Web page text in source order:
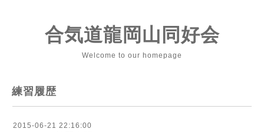
合気道龍岡山同好会
Welcome to our homepage
練習履歴
2015-06-21 22:16:00